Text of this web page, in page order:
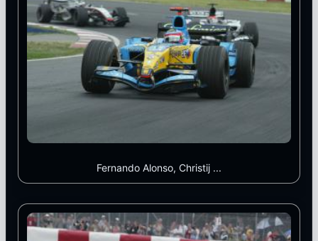
Fernando Alonso, Christij ...